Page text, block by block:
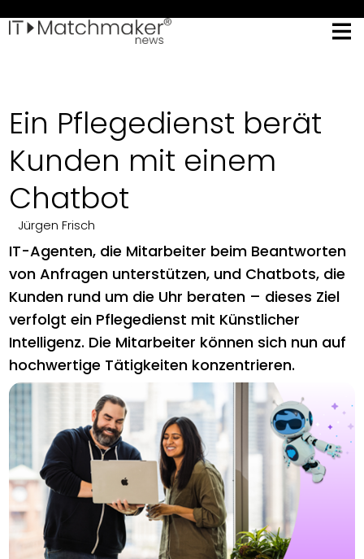
Ein Pflegedienst berät
Kunden mit einem
Chatbot
Jürgen Frisch
IT-Agenten, die Mitarbeiter beim Beantworten
von Anfragen unterstützen, und Chatbots, die
Kunden rund um die Uhr beraten – dieses Ziel
verfolgt ein Pflegedienst mit Künstlicher
Intelligenz. Die Mitarbeiter können sich nun auf
hochwertige Tätigkeiten konzentrieren.